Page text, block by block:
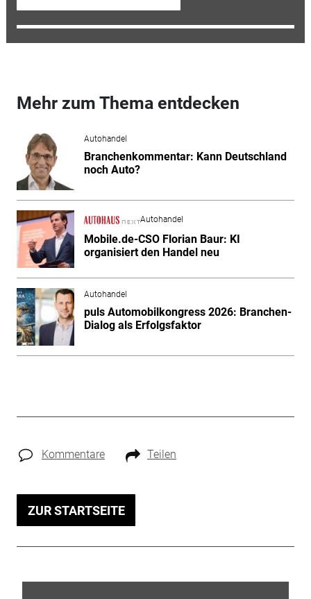
Mehr zum Thema entdecken
Autohandel
Branchenkommentar: Kann Deutschland
noch Auto?
Autohandel
Mobile.de-CSO Florian Baur: KI
organisiert den Handel neu
Autohandel
puls Automobilkongress 2026: Branchen-
Dialog als Erfolgsfaktor
Kommentare Teilen
ZUR STARTSEITE